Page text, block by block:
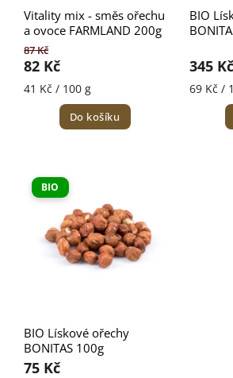
Vitality mix - směs ořechu
a ovoce FARMLAND 200g
87 Kč
82 Kč
41 Kč / 100 g
Do košíku
BIO
345 Kč
69 Kč /
BIO
BIO Lískové ořechy
BONITAS 100g
75 Kč